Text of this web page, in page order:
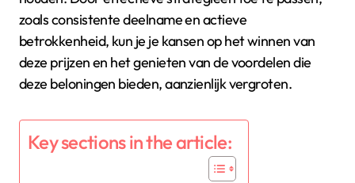
zoals consistente deelname en actieve
betrokkenheid, kun je je kansen op het winnen van
deze prijzen en het genieten van de voordelen die
deze beloningen bieden, aanzienlijk vergroten.
Key sections in the article: